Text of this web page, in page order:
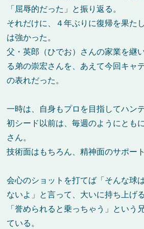
「屈辱的だった」と振り返る。
それだけに、４年ぶりに復帰を果た
は強かった。
父・英郎（ひでお）さんの家業を継
る弟の崇宏さんを、あえて今回キャ
の表れだった。
一時は、自身もプロを目指してハン
初シード以前は、毎週のようにとも
さん。
技術面はもちろん、精神面のサポー
会心のショットを打てば「そんな球
ないよ」と言って、大いに持ち上げる
「誉められると乗っちゃう」という
ている。